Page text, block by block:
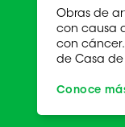
Obras de
con causa
con cáncer.
de Casa de
Conoce